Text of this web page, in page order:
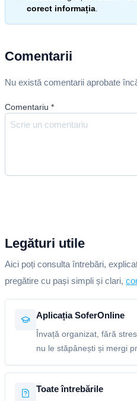
corect informația
Comentarii
Nu există comentarii aprobate
Comentariu *
Legături utile
Aici poți consulta întrebări,
pregătire cu pași simpli și clari,
Aplicația SoferOnline
Învață organizat, fără
nu le stăpânești și mergi
Toate întrebările